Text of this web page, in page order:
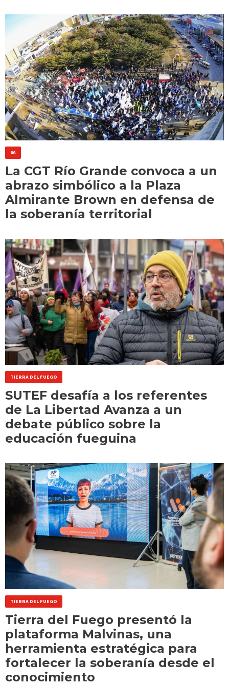
6A
La CGT Río Grande convoca a un
abrazo simbólico a la Plaza
Almirante Brown en defensa de
la soberanía territorial
TIERRA DEL FUEGO
SUTEF desafía a los referentes
de La Libertad Avanza a un
debate público sobre la
educación fueguina
TIERRA DEL FUEGO
Tierra del Fuego presentó la
plataforma Malvinas, una
herramienta estratégica para
fortalecer la soberanía desde el
conocimiento